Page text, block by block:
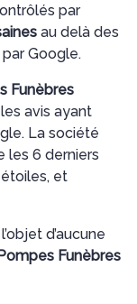
par
au delà des
Google.
Funèbres
avis ayant
La société
les 6 derniers
et
d’aucune
Pompes Funèbres